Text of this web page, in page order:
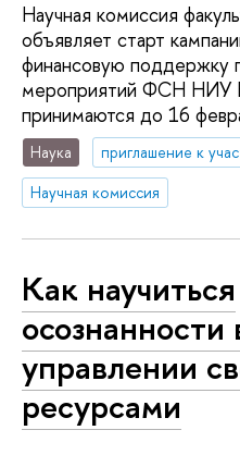
Научная комиссия
объявляет старт
финансовую поддержку
мероприятий ФСН НИУ
принимаются до 16
Наука
приглашение к
Научная комиссия
Как научиться
осознанности
управлении
ресурсами